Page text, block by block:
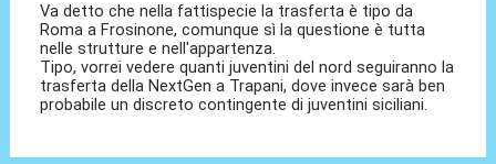
Va detto che nella fattispecie la trasferta è tipo da
Roma a Frosinone, comunque sì la questione è tutta
nelle strutture e nell'appartenza.
Tipo, vorrei vedere quanti juventini del nord seguiranno la
trasferta della NextGen a Trapani, dove invece sarà ben
probabile un discreto contingente di juventini siciliani.